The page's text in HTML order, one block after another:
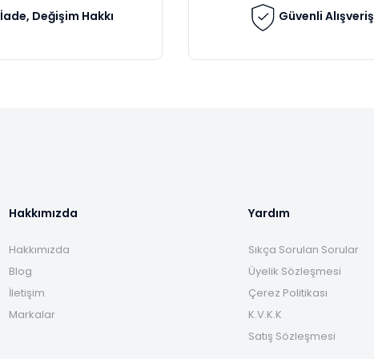
İade, Değişim Hakkı Güvenli Alışveriş
Hakkımızda
Hakkımızda
Blog
İletişim
Markalar
Yardım
Sıkça Sorulan Sorular
Üyelik Sözleşmesi
Çerez Politikası
K.V.K.K
Satış Sözleşmesi